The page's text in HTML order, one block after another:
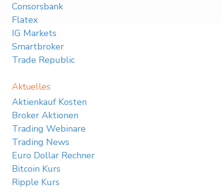
Consorsbank
Flatex
IG Markets
Smartbroker
Trade Republic
Aktuelles
Aktienkauf Kosten
Broker Aktionen
Trading Webinare
Trading News
Euro Dollar Rechner
Bitcoin Kurs
Ripple Kurs